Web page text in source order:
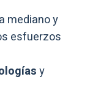
a mediano y
esfuerzos
y